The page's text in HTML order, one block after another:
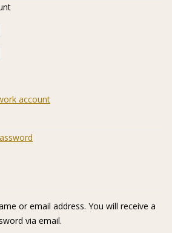
account
or email address. You will receive a
via email.